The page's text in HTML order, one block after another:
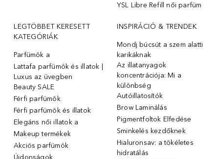
YSL Libre Refill női parfüm
LEGTÖBBET KERESETT
KATEGÓRIÁK
Parfümök ️a
Lattafa parfümök és illatok |
Luxus az üvegben
Beauty SALE
Férfi parfümök
Férfi parfümök és illatok
Elegáns női illatok ️a
Makeup termékek
Akciós parfümök
Újdonságok
INSPIRÁCIÓ & TRENDEK
Mondj búcsút a szem alatti
karikáknak
Az illatanyagok
koncentrációja: Mi a
különbség
Autóillatosítók
Brow Laminálás
Pigmentfoltok Elfedése
Sminkelés kezdőknek
Hialuronsav: a tökéletes
hidratálás